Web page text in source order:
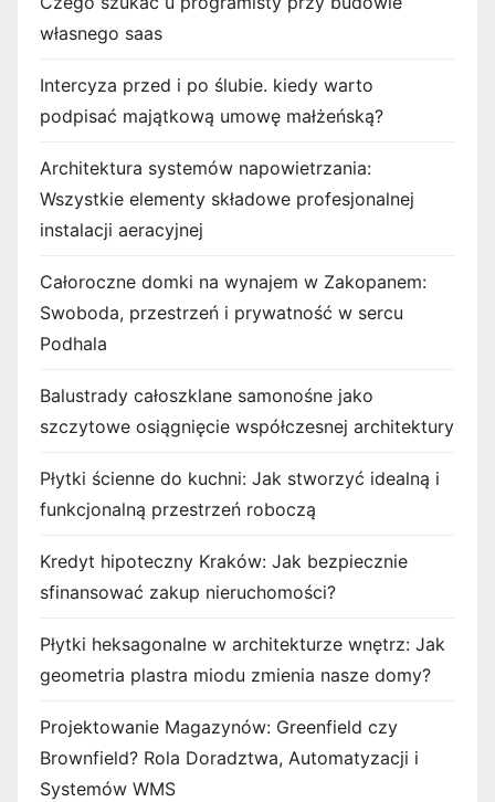
własnego saas
Intercyza przed i po ślubie. kiedy warto
podpisać majątkową umowę małżeńską?
Architektura systemów napowietrzania:
Wszystkie elementy składowe profesjonalnej
instalacji aeracyjnej
Całoroczne domki na wynajem w Zakopanem:
Swoboda, przestrzeń i prywatność w sercu
Podhala
Balustrady całoszklane samonośne jako
szczytowe osiągnięcie współczesnej architektury
Płytki ścienne do kuchni: Jak stworzyć idealną i
funkcjonalną przestrzeń roboczą
Kredyt hipoteczny Kraków: Jak bezpiecznie
sfinansować zakup nieruchomości?
Płytki heksagonalne w architekturze wnętrz: Jak
geometria plastra miodu zmienia nasze domy?
Projektowanie Magazynów: Greenfield czy
Brownfield? Rola Doradztwa, Automatyzacji i
Systemów WMS